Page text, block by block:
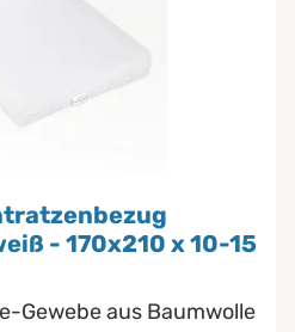
- 170x210 x 10-15
Gewebe aus Baumwolle